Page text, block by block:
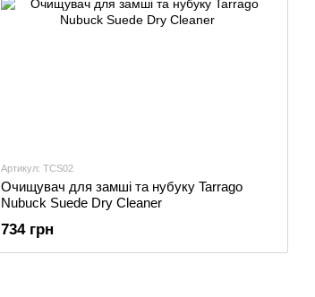
Артикул: TCS02
Очищувач для замші та нубуку Tarrago
Nubuck Suede Dry Cleaner
734 грн